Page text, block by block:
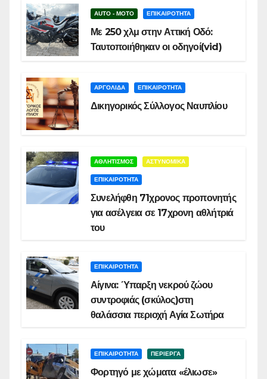
AUTO - MOTO ΕΠΙΚΑΙΡΟΤΗΤΑ
Με 250 χλμ στην Αττική Οδό:
Ταυτοποιήθηκαν οι οδηγοί(vid)
ΑΡΓΟΛΙΔΑ ΕΠΙΚΑΙΡΟΤΗΤΑ
Δικηγορικός Σύλλογος Ναυπλίου
ΑΘΛΗΤΙΣΜΟΣ ΑΣΤΥΝΟΜΙΚΑ
ΕΠΙΚΑΙΡΟΤΗΤΑ
Συνελήφθη 71χρονος προπονητής
για ασέλγεια σε 17χρονη αθλήτριά
του
ΕΠΙΚΑΙΡΟΤΗΤΑ
Αίγινα: Ύπαρξη νεκρού ζώου
συντροφιάς (σκύλος)στη
θαλάσσια περιοχή Αγία Σωτήρα
ΕΠΙΚΑΙΡΟΤΗΤΑ ΠΕΡΙΕΡΓΑ
Φορτηγό με χώματα «έλιωσε»